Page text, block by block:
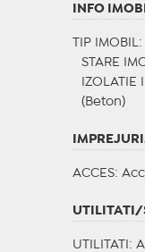
INFO
TIP IMOBIL :
STARE
IZOLATIE
(Beton)
ACCES:
UTILITATI/
UTILITATI :